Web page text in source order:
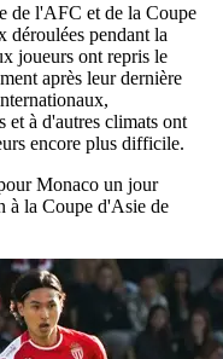
de l'AFC et de la Coupe
déroulées pendant la
joueurs ont repris le
après leur dernière
et à d'autres climats ont
encore plus difficile.
Monaco un jour
à la Coupe d'Asie de